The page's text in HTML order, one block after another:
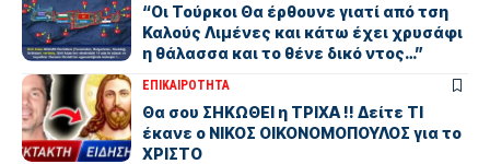
“Οι Τούρκοι Θα έρθουνε γιατί από τση
Καλούς Λιμένες και κάτω έχει χρυσάφι
η θάλασσα και το θένε δικό ντος…”
ΕΠΙΚΑΙΡΟΤΗΤΑ
Θα σου ΣΗΚΩΘΕΙ η ΤΡΙΧΑ !! Δείτε ΤΙ
έκανε ο ΝΙΚΟΣ ΟΙΚΟΝΟΜΟΠΟΥΛΟΣ για το
ΧΡΙΣΤΟ